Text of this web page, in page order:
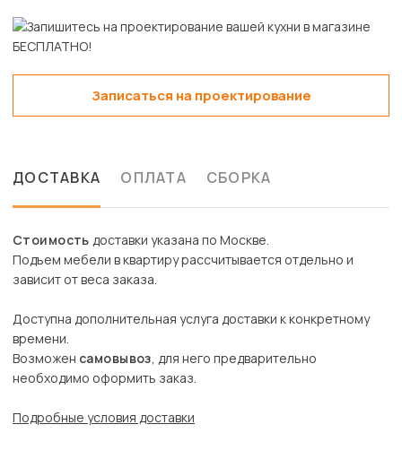
Записаться на проектирование
ДОСТАВКА ОПЛАТА СБОРКА
Стоимость доставки указана по Москве.
Подъем мебели в квартиру рассчитывается отдельно и
зависит от веса заказа.
Доступна дополнительная услуга доставки к конкретному
времени.
Возможен самовывоз, для него предварительно
необходимо оформить заказ.
Подробные условия доставки